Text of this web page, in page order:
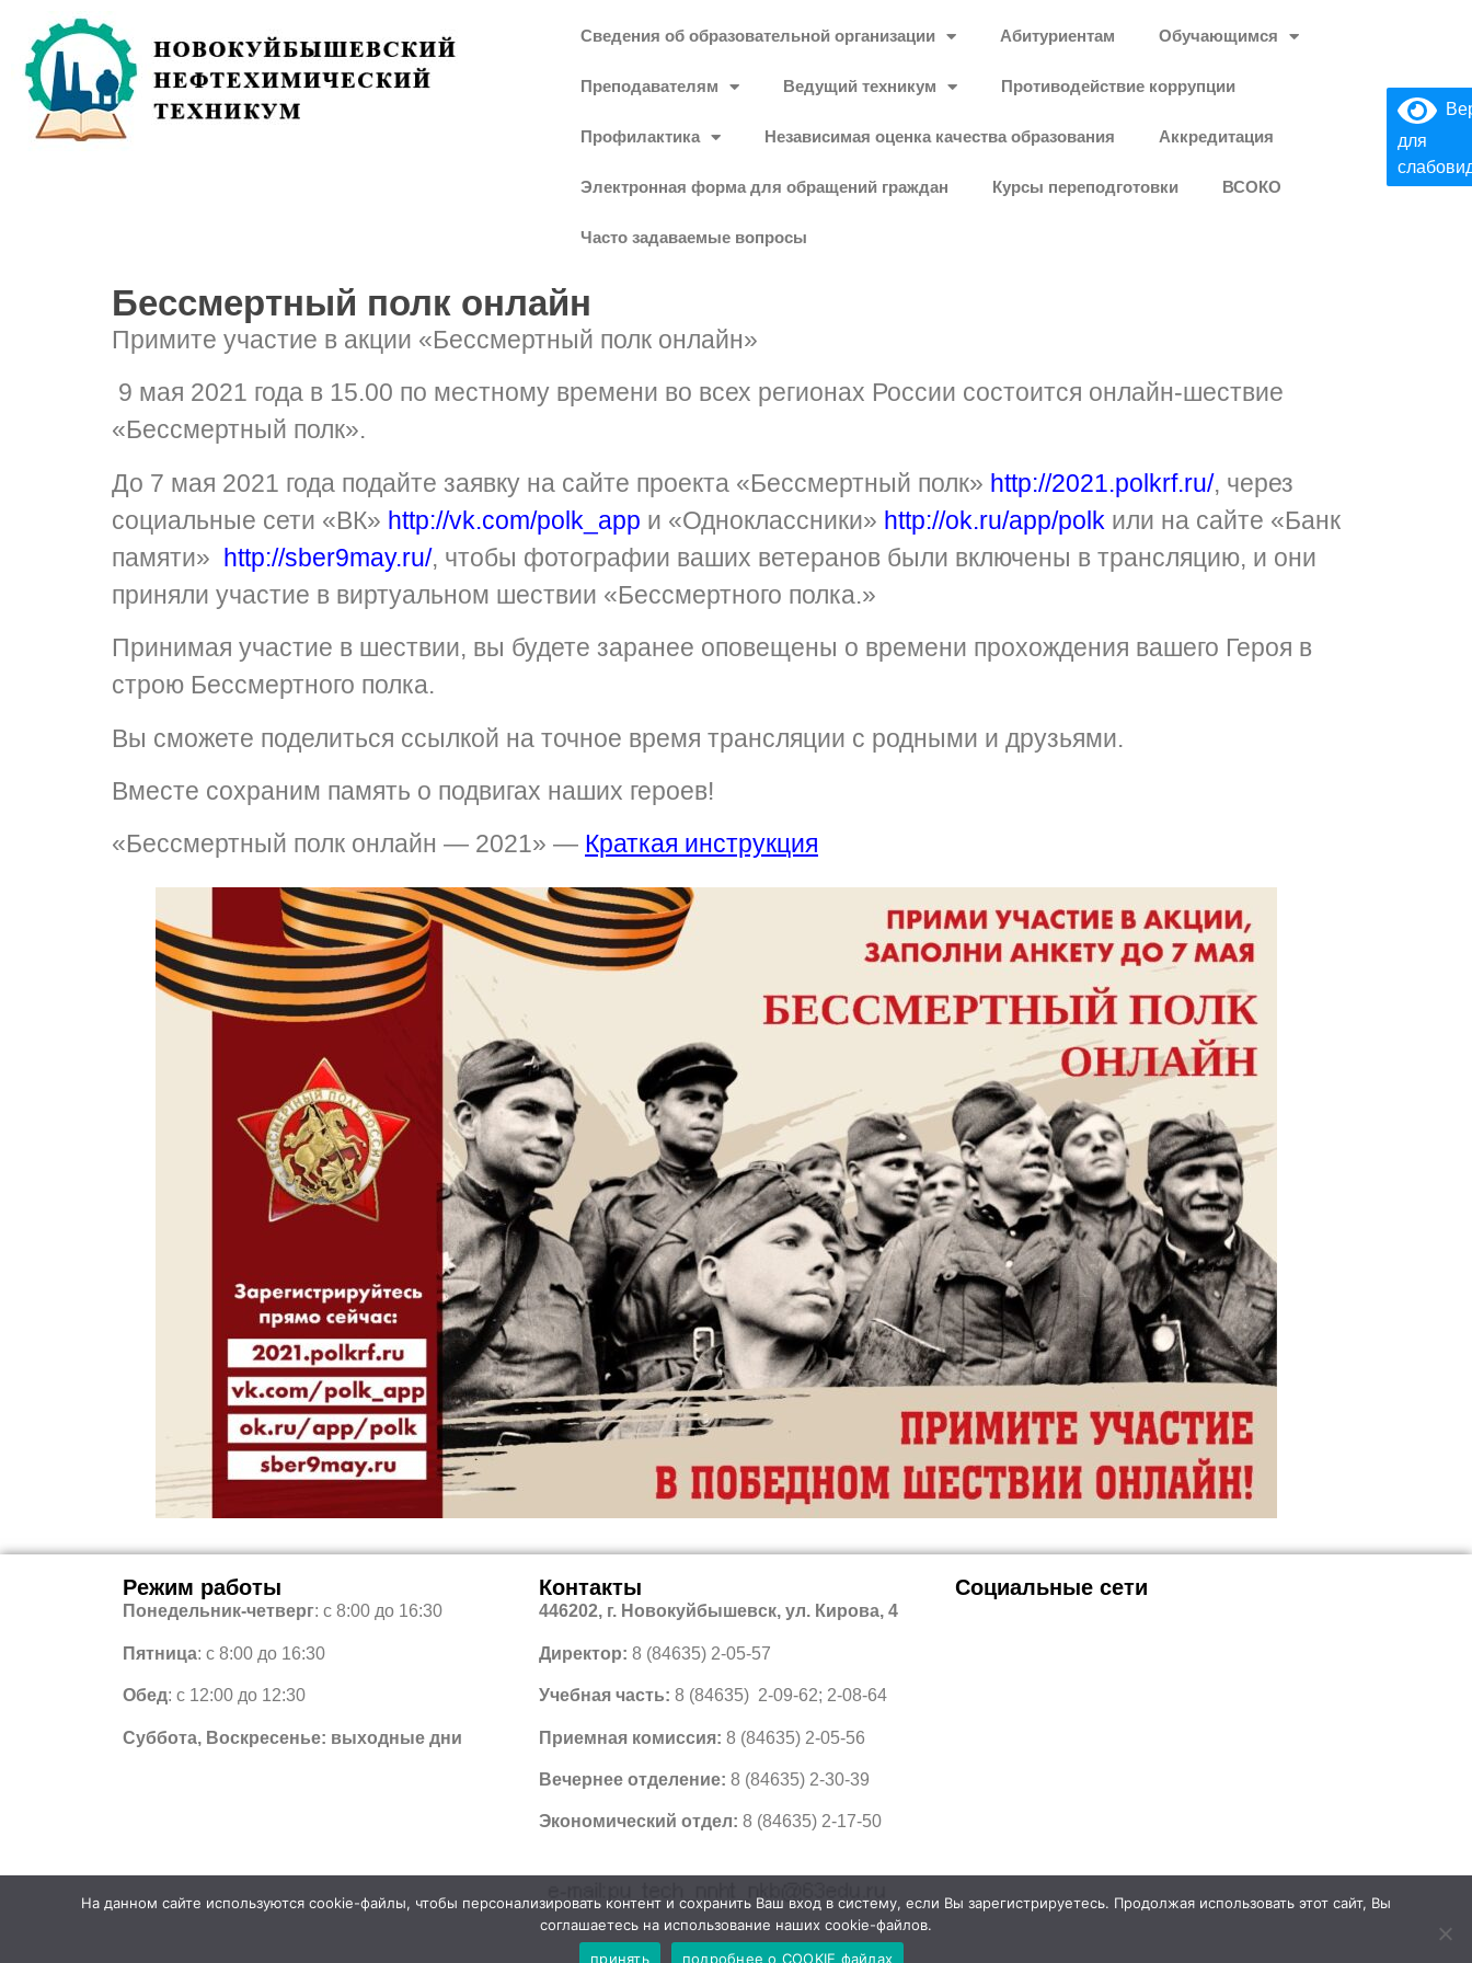
для
Сведения об образовательной организации Абитуриентам Обучающимся
Преподавателям Ведущий техникум Противодействие коррупции
Профилактика Независимая оценка качества образования Аккредитация
Электронная форма для обращений граждан Курсы переподготовки ВСОКО
Часто задаваемые вопросы
Бессмертный полк онлайн
Примите участие в акции «Бессмертный полк онлайн»
9 мая 2021 года в 15.00 по местному времени во всех регионах России состоится онлайн-шествие
«Бессмертный полк».
До 7 мая 2021 года подайте заявку на сайте проекта «Бессмертный полк» http://2021.polkrf.ru/, через
социальные сети «ВК» http://vk.com/polk_app и «Одноклассники» http://ok.ru/app/polk или на сайте «Банк
памяти» http://sber9may.ru/, чтобы фотографии ваших ветеранов были включены в трансляцию, и они
приняли участие в виртуальном шествии «Бессмертного полка.»
Принимая участие в шествии, вы будете заранее оповещены о времени прохождения вашего Героя в
строю Бессмертного полка.
Вы сможете поделиться ссылкой на точное время трансляции с родными и друзьями.
Вместе сохраним память о подвигах наших героев!
«Бессмертный полк онлайн — 2021» — Краткая инструкция
Режим работы
Понедельник-четверг: с 8:00 до 16:30
Пятница: с 8:00 до 16:30
Обед: с 12:00 до 12:30
Суббота, Воскресенье: выходные дни
Контакты
446202, г. Новокуйбышевск, ул. Кирова, 4
Директор: 8 (84635) 2-05-57
Учебная часть: 8 (84635) 2-09-62; 2-08-64
Приемная комиссия: 8 (84635) 2-05-56
Вечернее отделение: 8 (84635) 2-30-39
Экономический отдел: 8 (84635) 2-17-50
Социальные сети
На данном сайте используются cookie-файлы, чтобы персонализировать контент и сохранить Ваш вход в систему, если Вы зарегистрируетесь. Продолжая использовать этот сайт, Вы
соглашаетесь на использование наших cookie-файлов.
принять
подробнее о COOKIE файлах